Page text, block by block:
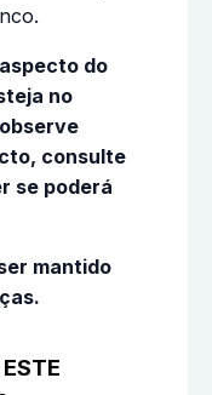
do
no
consulte
se poderá
mantido